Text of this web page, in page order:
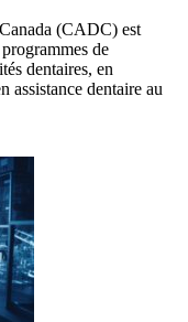
(CADC) est
de
dentaires, en
assistance dentaire au